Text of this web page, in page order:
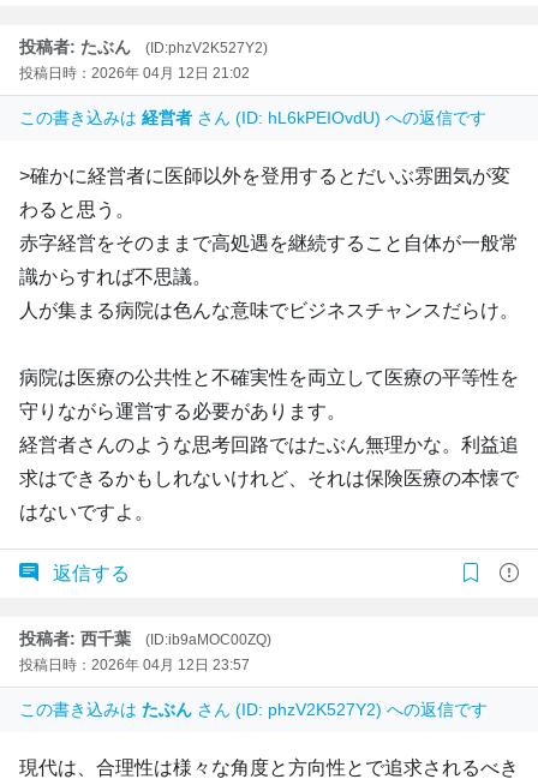
投稿者: たぶん
(ID:phzV2K527Y2)
投稿日時：2026年 04月 12日 21:02
この書き込みは 経営者 さん (ID: hL6kPEIOvdU) への返信です
>確かに経営者に医師以外を登用するとだいぶ雰囲気が変
わると思う。
赤字経営をそのままで高処遇を継続すること自体が一般常
識からすれば不思議。
人が集まる病院は色んな意味でビジネスチャンスだらけ。
病院は医療の公共性と不確実性を両立して医療の平等性を
守りながら運営する必要があります。
経営者さんのような思考回路ではたぶん無理かな。利益追
求はできるかもしれないけれど、それは保険医療の本懐で
はないですよ。
返信する
投稿者: 西千葉
(ID:ib9aMOC00ZQ)
投稿日時：2026年 04月 12日 23:57
この書き込みは たぶん さん (ID: phzV2K527Y2) への返信です
現代は、合理性は様々な角度と方向性とで追求されるべき